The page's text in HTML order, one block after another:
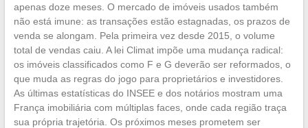
apenas doze meses. O mercado de imóveis usados também
não está imune: as transações estão estagnadas, os prazos de
venda se alongam. Pela primeira vez desde 2015, o volume
total de vendas caiu. A lei Climat impõe uma mudança radical:
os imóveis classificados como F e G deverão ser reformados, o
que muda as regras do jogo para proprietários e investidores.
As últimas estatísticas do INSEE e dos notários mostram uma
França imobiliária com múltiplas faces, onde cada região traça
sua própria trajetória. Os próximos meses prometem ser